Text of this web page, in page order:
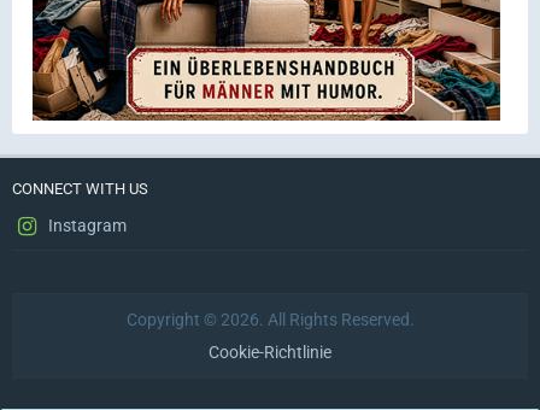
CONNECT WITH US
Instagram
Copyright © 2026. All Rights Reserved.
Cookie-Richtlinie